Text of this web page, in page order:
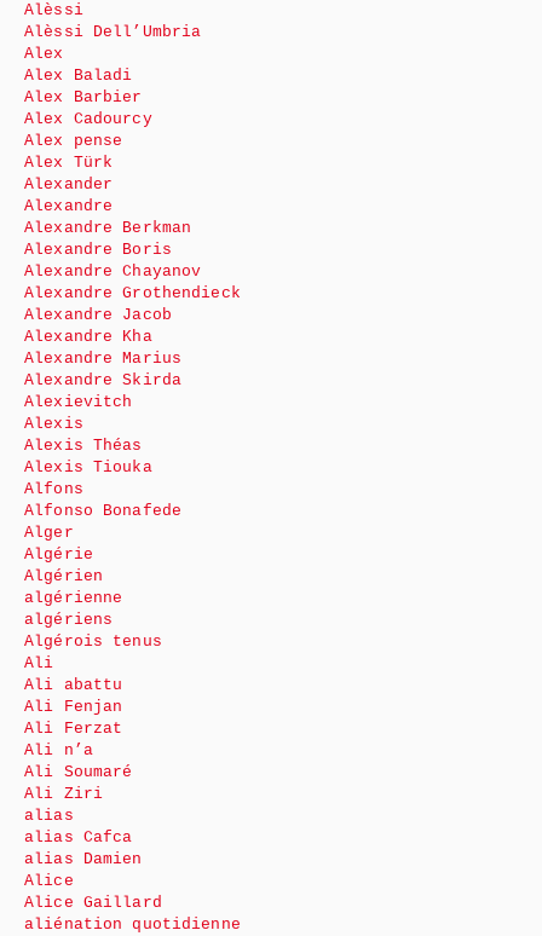
Alèssi
Alèssi Dell’Umbria
Alex
Alex Baladi
Alex Barbier
Alex Cadourcy
Alex pense
Alex Türk
Alexander
Alexandre
Alexandre Berkman
Alexandre Boris
Alexandre Chayanov
Alexandre Grothendieck
Alexandre Jacob
Alexandre Kha
Alexandre Marius
Alexandre Skirda
Alexievitch
Alexis
Alexis Théas
Alexis Tiouka
Alfons
Alfonso Bonafede
Alger
Algérie
Algérien
algérienne
algériens
Algérois tenus
Ali
Ali abattu
Ali Fenjan
Ali Ferzat
Ali n’a
Ali Soumaré
Ali Ziri
alias
alias Cafca
alias Damien
Alice
Alice Gaillard
aliénation quotidienne